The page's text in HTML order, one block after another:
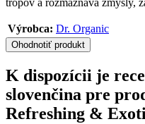
trópov a rozmaznáva zmysly,
Výrobca: Dr. Organic
Ohodnotiť produkt
K dispozícii je
slovenčina pre
Refreshing &